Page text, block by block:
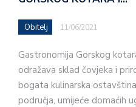
Obitelj 11/06/2021
Gastronomija Gorskog
odražava sklad čovjeka i
bogata kulinarska
područja, umijeće domaćih